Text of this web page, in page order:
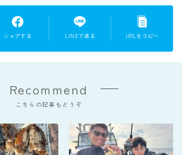
シェアする LINEで送る URLをコピー
Recommend
こちらの記事もどうぞ